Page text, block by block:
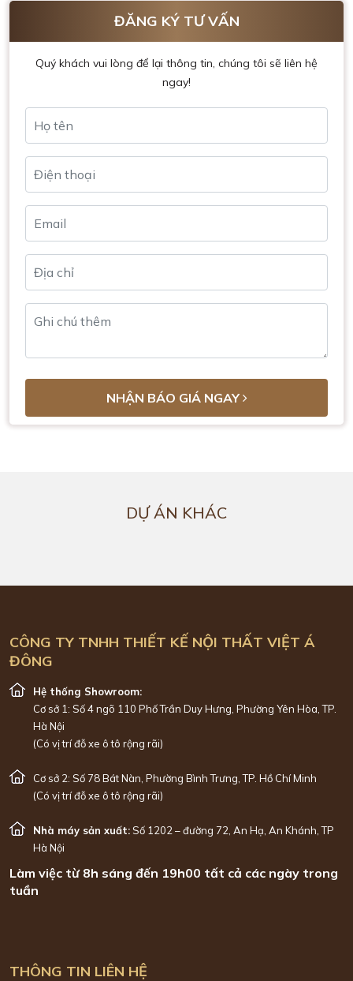
ĐĂNG KÝ TƯ VẤN
Quý khách vui lòng để lại thông tin, chúng tôi sẽ liên hệ
ngay!
NHẬN BÁO GIÁ NGAY
DỰ ÁN KHÁC
CÔNG TY TNHH THIẾT KẾ NỘI THẤT VIỆT Á
ĐÔNG
Hệ thống Showroom:
Cơ sở 1: Số 4 ngõ 110 Phố Trần Duy Hưng, Phường Yên Hòa, TP.
Hà Nội
(Có vị trí đỗ xe ô tô rộng rãi)
Cơ sở 2: Số 78 Bát Nàn, Phường Bình Trưng, TP. Hồ Chí Minh
(Có vị trí đỗ xe ô tô rộng rãi)
Nhà máy sản xuất:Số 1202 – đường 72, An Hạ, An Khánh, TP
Hà Nội
Làm việc từ 8h sáng đến 19h00 tất cả các ngày trong
tuần
THÔNG TIN LIÊN HỆ